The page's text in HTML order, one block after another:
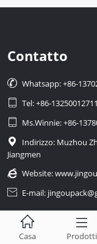
Contatto
 Whatsapp: +86-
 Tel: +86-13250012711
 Ms.Winnie: +86-

Indirizzo: Muzhou
Jiangmen
 Website:
 E-mail:

Casa

Prodotti